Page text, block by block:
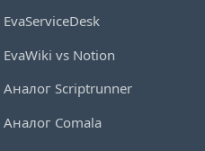
EvaServiceDesk
EvaWiki vs Notion
Аналог Scriptrunner
Аналог Comala